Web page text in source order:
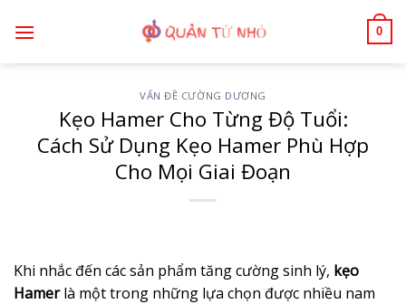
qua
0
VẤN ĐỀ CƯỜNG DƯƠNG
Kẹo Hamer Cho Từng Độ Tuổi:
Cách Sử Dụng Kẹo Hamer Phù Hợp
Cho Mọi Giai Đoạn
Khi nhắc đến các sản phẩm tăng cường sinh lý, kẹo
Hamerlà một trong những lựa chọn được nhiều nam